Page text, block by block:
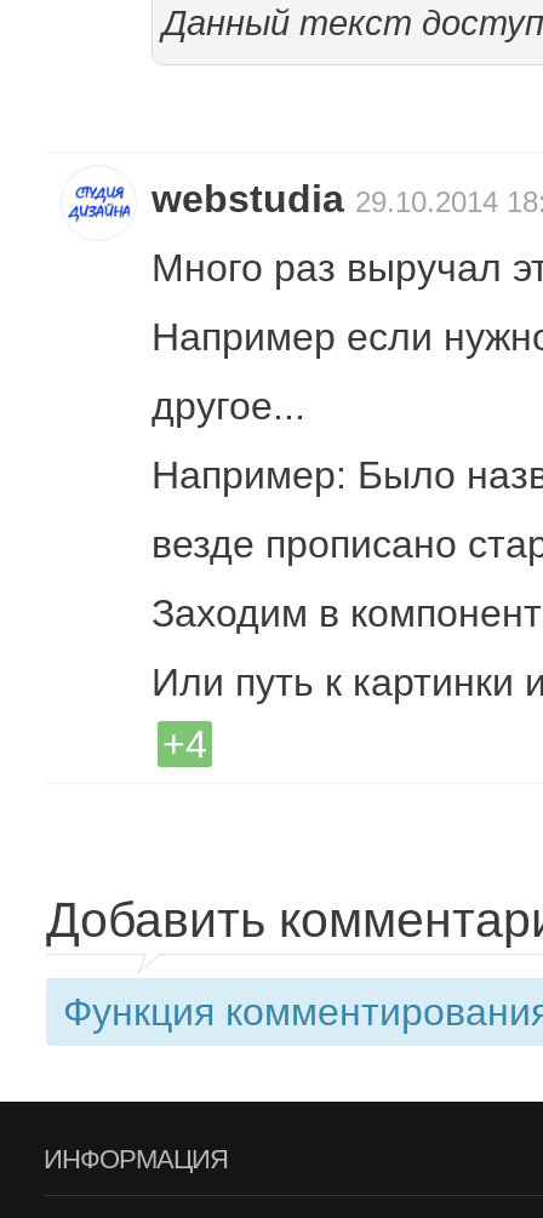
Данный текст
webstudia 29.10.2014
Много раз выручал
Например если
другое...
Например: Было
везде прописано
Заходим в
Или путь к картинки
+4
Добавить
Функция
ИНФОРМАЦИЯ